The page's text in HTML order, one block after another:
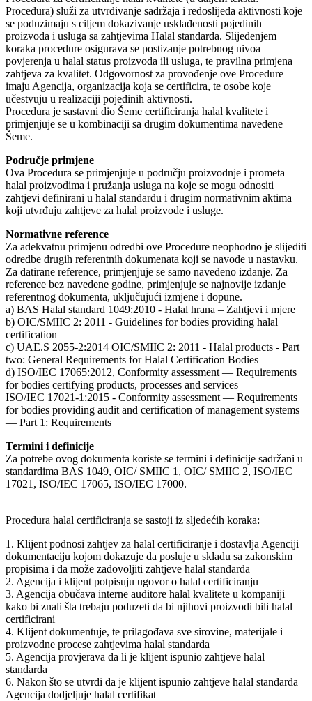
Procedura) služi za utvrđivanje sadržaja i redoslijeda aktivnosti koje
se poduzimaju s ciljem dokazivanje usklađenosti pojedinih
proizvoda i usluga sa zahtjevima Halal standarda. Slijeđenjem
koraka procedure osigurava se postizanje potrebnog nivoa
povjerenja u halal status proizvoda ili usluga, te pravilna primjena
zahtjeva za kvalitet. Odgovornost za provođenje ove Procedure
imaju Agencija, organizacija koja se certificira, te osobe koje
učestvuju u realizaciji pojedinih aktivnosti.
Procedura je sastavni dio Šeme certificiranja halal kvalitete i
primjenjuje se u kombinaciji sa drugim dokumentima navedene
Šeme.
Područje primjene
Ova Procedura se primjenjuje u području proizvodnje i prometa
halal proizvodima i pružanja usluga na koje se mogu odnositi
zahtjevi definirani u halal standardu i drugim normativnim aktima
koji utvrđuju zahtjeve za halal proizvode i usluge.
Normativne reference
Za adekvatnu primjenu odredbi ove Procedure neophodno je slijediti
odredbe drugih referentnih dokumenata koji se navode u nastavku.
Za datirane reference, primjenjuje se samo navedeno izdanje. Za
reference bez navedene godine, primjenjuje se najnovije izdanje
referentnog dokumenta, uključujući izmjene i dopune.
a) BAS Halal standard 1049:2010 - Halal hrana – Zahtjevi i mjere
b) OIC/SMIIC 2: 2011 - Guidelines for bodies providing halal
certification
c) UAE.S 2055-2:2014 OIC/SMIIC 2: 2011 - Halal products - Part
two: General Requirements for Halal Certification Bodies
d) ISO/IEC 17065:2012, Conformity assessment — Requirements
for bodies certifying products, processes and services
ISO/IEC 17021-1:2015 - Conformity assessment — Requirements
for bodies providing audit and certification of management systems
— Part 1: Requirements
Termini i definicije
Za potrebe ovog dokumenta koriste se termini i definicije sadržani u
standardima BAS 1049, OIC/ SMIIC 1, OIC/ SMIIC 2, ISO/IEC
17021, ISO/IEC 17065, ISO/IEC 17000.
Procedura halal certificiranja se sastoji iz sljedećih koraka:
1. Klijent podnosi zahtjev za halal certificiranje i dostavlja Agenciji
dokumentaciju kojom dokazuje da posluje u skladu sa zakonskim
propisima i da može zadovoljiti zahtjeve halal standarda
2. Agencija i klijent potpisuju ugovor o halal certificiranju
3. Agencija obučava interne auditore halal kvalitete u kompaniji
kako bi znali šta trebaju poduzeti da bi njihovi proizvodi bili halal
certificirani
4. Klijent dokumentuje, te prilagođava sve sirovine, materijale i
proizvodne procese zahtjevima halal standarda
5. Agencija provjerava da li je klijent ispunio zahtjeve halal
standarda
6. Nakon što se utvrdi da je klijent ispunio zahtjeve halal standarda
Agencija dodjeljuje halal certifikat